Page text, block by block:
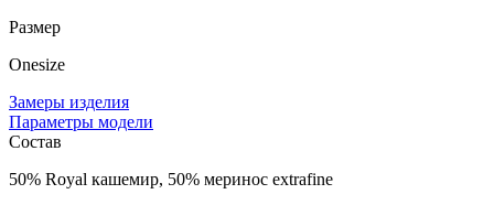
Размер
Onesize
Замеры изделия
Параметры модели
Состав
50% Royal кашемир, 50% меринос extrafine